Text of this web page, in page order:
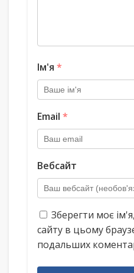
Ім'я *
Email *
Вебсайт
Зберегти моє
сайту в цьому
подальших